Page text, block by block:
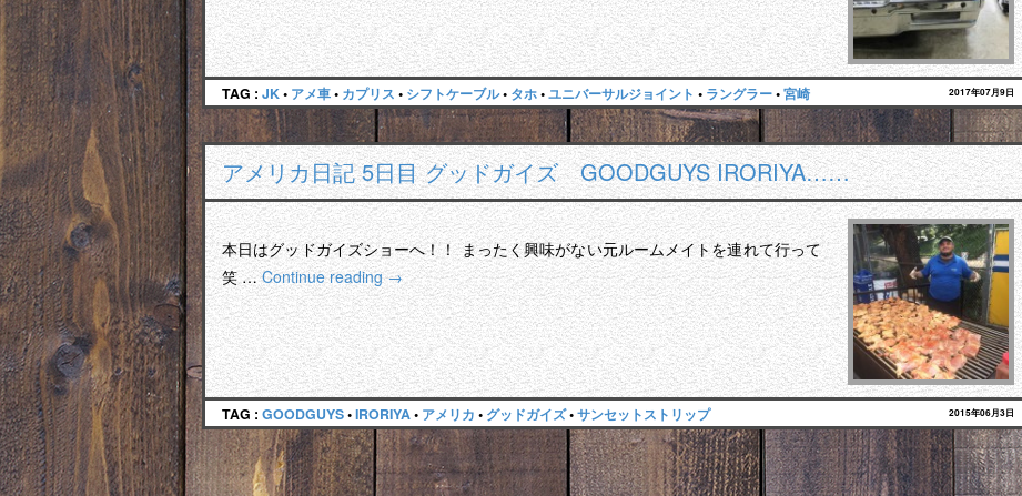
TAG : JK• アメ車• カプリス • シフトケーブル• タホ•ユニバーサルジョイント • ラングラー•宮崎 2017年07月9日
アメリカ日記 5日目 グッドガイズ GOODGUYS IRORIYA……
本日はグッドガイズショーへ！！ まったく興味がない元ルームメイトを連れて行って
笑 …Continue reading→
TAG : GOODGUYS•IRORIYA• アメリカ • グッドガイズ•サンセットストリップ 2015年06月3日